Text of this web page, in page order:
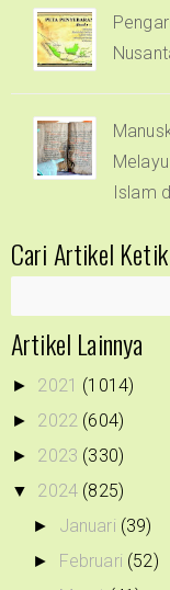
Islam
Cari Artikel
Artikel Lainnya
► 2021 (1014)
► 2022 (604)
► 2023 (330)
▼ 2024 (825)
► Januari (39)
► Februari (52)